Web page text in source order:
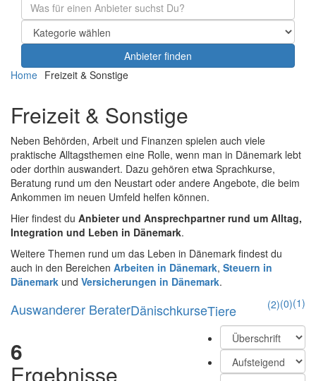
Home Freizeit & Sonstige
Freizeit & Sonstige
Neben Behörden, Arbeit und Finanzen spielen auch viele
praktische Alltagsthemen eine Rolle, wenn man in Dänemark lebt
oder dorthin auswandert. Dazu gehören etwa Sprachkurse,
Beratung rund um den Neustart oder andere Angebote, die beim
Ankommen im neuen Umfeld helfen können.
Hier findest du Anbieter und Ansprechpartner rund um Alltag,
Integration und Leben in Dänemark.
Weitere Themen rund um das Leben in Dänemark findest du
auch in den Bereichen Arbeiten in Dänemark, Steuern in
Dänemark und Versicherungen in Dänemark.
(1)
Auswanderer Berater (0)
Dänischkurse (2)
Tiere
6
Ergebnisse